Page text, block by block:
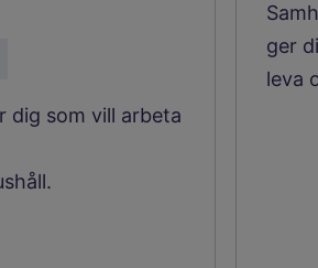
dig som vill arbeta
ger
leva